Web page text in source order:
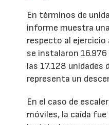
En términos de
informe muestra
respecto al
se instalaron
las 17.128 unidades
representa un
En el caso de
móviles, la caída fue